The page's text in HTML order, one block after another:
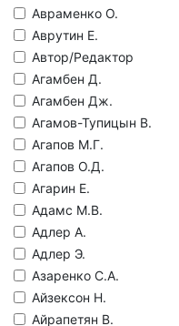
Авраменко О.
Аврутин Е.
Автор/Редактор
Агамбен Д.
Агамбен Дж.
Агамов-Тупицын В.
Агапов М.Г.
Агапов О.Д.
Агарин Е.
Адамс М.В.
Адлер А.
Адлер Э.
Азаренко С.А.
Айзексон Н.
Айрапетян В.